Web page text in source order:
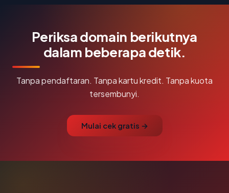
Periksa domain berikutnya
dalam beberapa detik.
Tanpa pendaftaran. Tanpa kartu kredit. Tanpa kuota
tersembunyi.
Mulai cek gratis →